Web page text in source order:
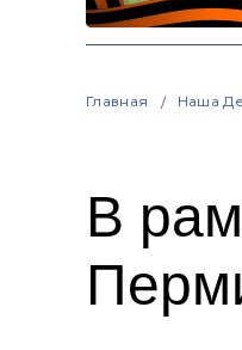
Главная Наша
В